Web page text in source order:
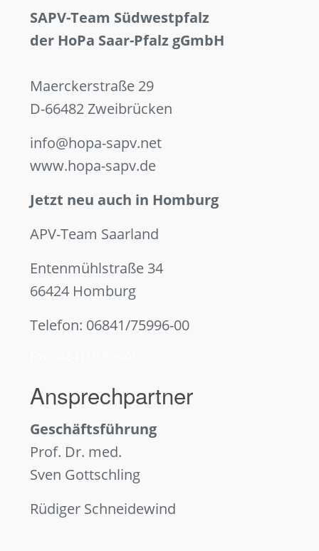
SAPV-Team Südwestpfalz
der HoPa Saar-Pfalz gGmbH
Maerckerstraße 29
D-66482 Zweibrücken
info@hopa-sapv.net
www.hopa-sapv.de
Jetzt neu auch in Homburg
APV-Team Saarland
Entenmühlstraße 34
66424 Homburg
Telefon: 06841/75996-00
Ansprechpartner
Geschäftsführung
Prof. Dr. med.
Sven Gottschling
Rüdiger Schneidewind